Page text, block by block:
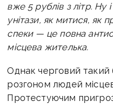
вже 5 рублів з літр. Ну
унітази, як митися, як
спеки — це повна
місцева жителька.
Однак черговий такий
розгоном людей
Протестуючим